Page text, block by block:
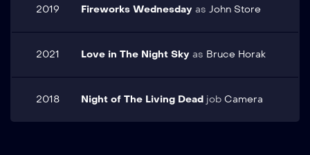
2019 Fireworks Wednesday as John Store
2021 Love in The Night Sky as Bruce Horak
2018 Night of The Living Dead job Camera